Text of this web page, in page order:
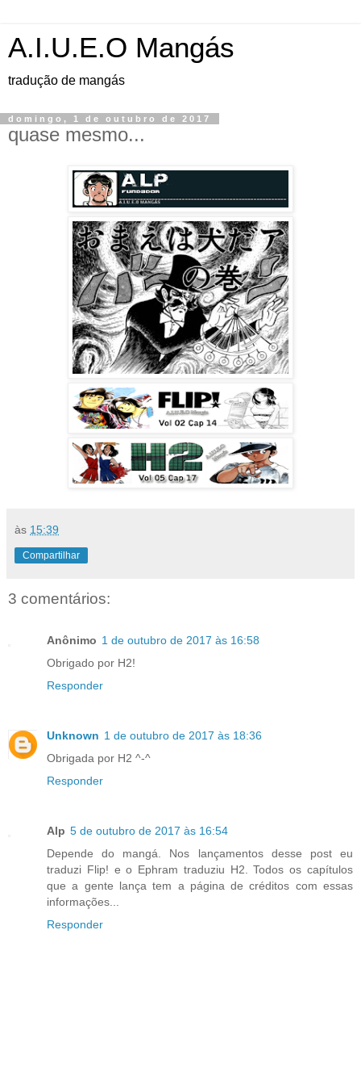
A.I.U.E.O Mangás
tradução de mangás
domingo, 1 de outubro de 2017
quase mesmo...
às 15:39
Compartilhar
3 comentários:
Anônimo 1 de outubro de 2017 às 16:58
Obrigado por H2!
Responder
Unknown 1 de outubro de 2017 às 18:36
Obrigada por H2 ^-^
Responder
Alp 5 de outubro de 2017 às 16:54
Depende do mangá. Nos lançamentos desse post eu
traduzi Flip! e o Ephram traduziu H2. Todos os capítulos
que a gente lança tem a página de créditos com essas
informações...
Responder